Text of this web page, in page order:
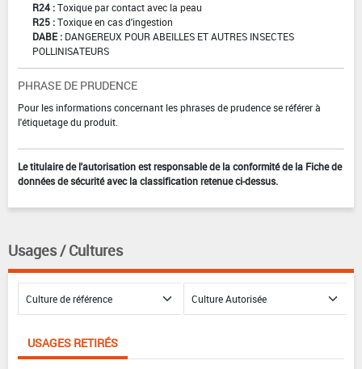
R24 :Toxique par contact avec la peau
R25 :Toxique en cas d'ingestion
DABE : DANGEREUX POUR ABEILLES ET AUTRES INSECTES
POLLINISATEURS
PHRASE DE PRUDENCE
Pour les informations concernant les phrases de prudence se référer à
l'étiquetage du produit.
Le titulaire de l'autorisation est responsable de la conformité de la Fiche de
données de sécurité avec la classification retenue ci-dessus.
Usages / Cultures
USAGES RETIRÉS